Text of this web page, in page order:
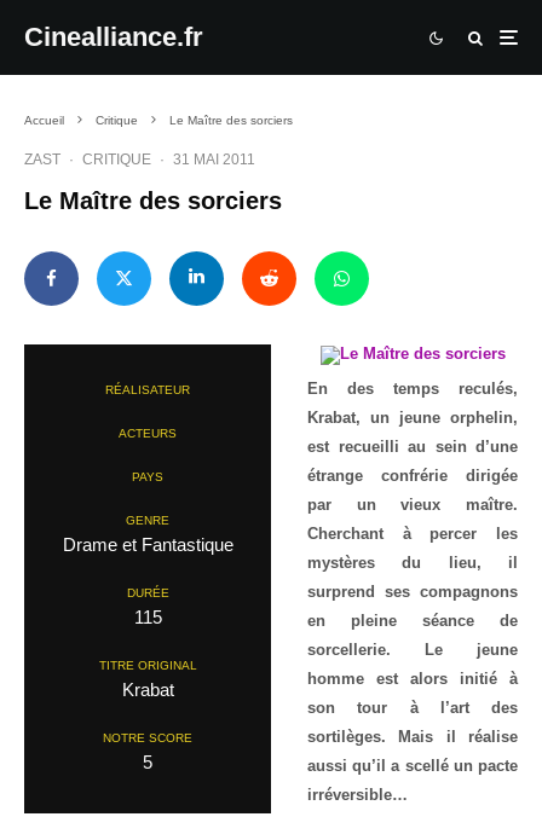
Cinealliance.fr
Accueil Critique Le Maître des sorciers
ZAST · CRITIQUE · 31 MAI 2011
Le Maître des sorciers
RÉALISATEUR
ACTEURS
PAYS
GENRE
Drame et Fantastique
DURÉE
115
TITRE ORIGINAL
Krabat
NOTRE SCORE
5
En des temps reculés,
Krabat, un jeune orphelin,
est recueilli au sein d’une
étrange confrérie dirigée
par un vieux maître.
Cherchant à percer les
mystères du lieu, il
surprend ses compagnons
en pleine séance de
sorcellerie. Le jeune
homme est alors initié à
son tour à l’art des
sortilèges. Mais il réalise
aussi qu’il a scellé un pacte
irréversible…